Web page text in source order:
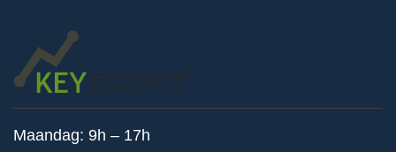
Maandag: 9h – 17h